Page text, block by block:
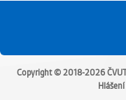
Copyright © 2018-2026 ČVUT